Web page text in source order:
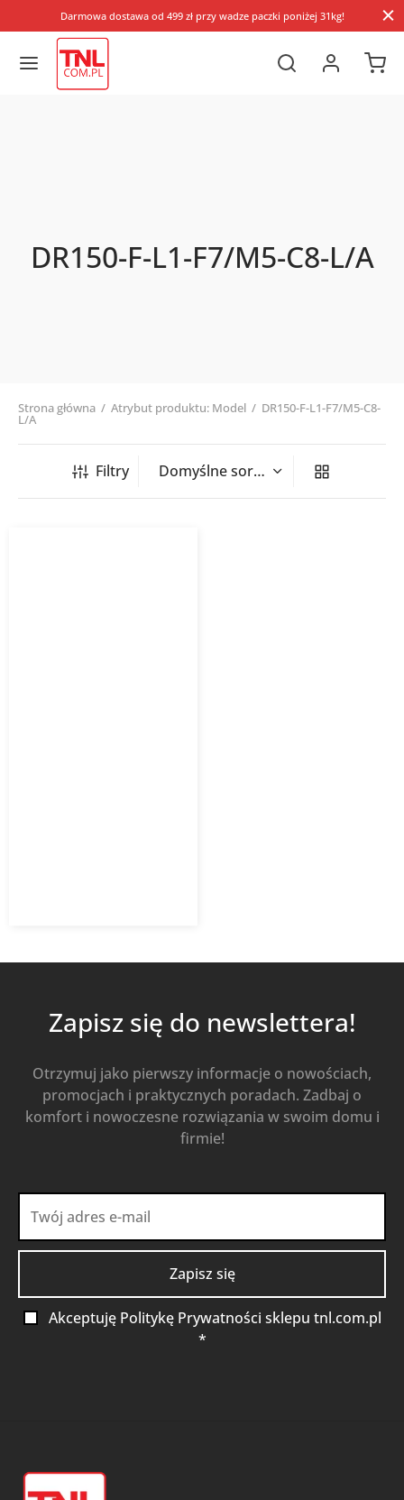
Darmowa dostawa od 499 zł przy wadze paczki poniżej 31kg!
DR150-F-L1-F7/M5-C8-L/A
Strona główna / Atrybut produktu: Model / DR150-F-L1-F7/M5-C8-
L/A
Filtry
Zapisz się do newslettera!
Otrzymuj jako pierwszy informacje o nowościach,
promocjach i praktycznych poradach. Zadbaj o
komfort i nowoczesne rozwiązania w swoim domu i
firmie!
Akceptuję Politykę Prywatności sklepu tnl.com.pl
*